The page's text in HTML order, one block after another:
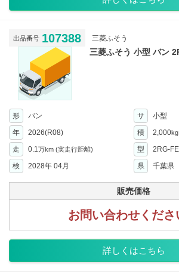
出品番号 107388 三菱ふそう
三菱ふそう 小型 バン
形 バン サ
小型
年
2026(R08) 積 2,000kg
走 0.1万km (実走行距離) 型
2RG-
検
2028年 04月 県 千葉県
販売価格
お問い合わせくださ
詳しくはこちら